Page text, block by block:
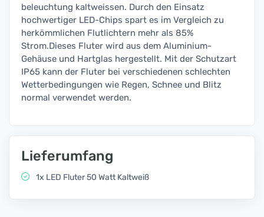
beleuchtung kaltweissen. Durch den Einsatz
hochwertiger LED-Chips spart es im Vergleich zu
herkömmlichen Flutlichtern mehr als 85%
Strom.Dieses Fluter wird aus dem Aluminium-
Gehäuse und Hartglas hergestellt. Mit der Schutzart
IP65 kann der Fluter bei verschiedenen schlechten
Wetterbedingungen wie Regen, Schnee und Blitz
normal verwendet werden.
Lieferumfang
1x LED Fluter 50 Watt Kaltweiß